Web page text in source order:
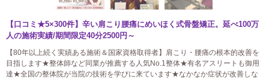
【口コミ★5×300件】辛い肩こり腰痛にめいほく式骨盤矯正。延べ100万
人の施術実績/期間限定40分2500円～
【80年以上続く実績ある施術＆国家資格取得者】肩こり・腰痛の根本的改善を
目指します★整体師など同業が推薦する人気No.1整体★有名アスリートも御用
達★全国の整体院が当院の技術を学びに来ています★なかなか症状が改善しな